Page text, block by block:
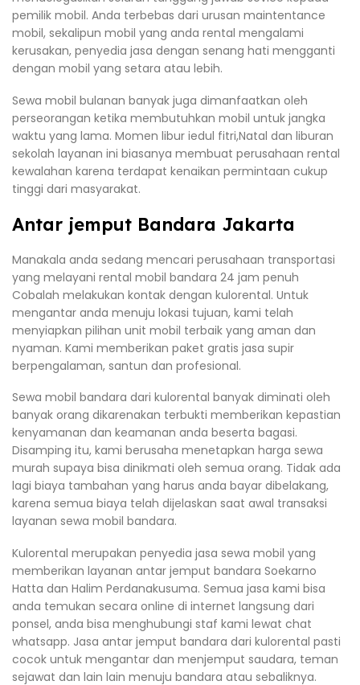
pemilik mobil. Anda terbebas dari urusan maintentance
mobil, sekalipun mobil yang anda rental mengalami
kerusakan, penyedia jasa dengan senang hati mengganti
dengan mobil yang setara atau lebih.
Sewa mobil bulanan banyak juga dimanfaatkan oleh
perseorangan ketika membutuhkan mobil untuk jangka
waktu yang lama. Momen libur iedul fitri,Natal dan liburan
sekolah layanan ini biasanya membuat perusahaan rental
kewalahan karena terdapat kenaikan permintaan cukup
tinggi dari masyarakat.
Antar jemput Bandara Jakarta
Manakala anda sedang mencari perusahaan transportasi
yang melayani rental mobil bandara 24 jam penuh
Cobalah melakukan kontak dengan kulorental. Untuk
mengantar anda menuju lokasi tujuan, kami telah
menyiapkan pilihan unit mobil terbaik yang aman dan
nyaman. Kami memberikan paket gratis jasa supir
berpengalaman, santun dan profesional.
Sewa mobil bandara dari kulorental banyak diminati oleh
banyak orang dikarenakan terbukti memberikan kepastian
kenyamanan dan keamanan anda beserta bagasi.
Disamping itu, kami berusaha menetapkan harga sewa
murah supaya bisa dinikmati oleh semua orang. Tidak ada
lagi biaya tambahan yang harus anda bayar dibelakang,
karena semua biaya telah dijelaskan saat awal transaksi
layanan sewa mobil bandara.
Kulorental merupakan penyedia jasa sewa mobil yang
memberikan layanan antar jemput bandara Soekarno
Hatta dan Halim Perdanakusuma. Semua jasa kami bisa
anda temukan secara online di internet langsung dari
ponsel, anda bisa menghubungi staf kami lewat chat
whatsapp. Jasa antar jemput bandara dari kulorental pasti
cocok untuk mengantar dan menjemput saudara, teman
sejawat dan lain lain menuju bandara atau sebaliknya.